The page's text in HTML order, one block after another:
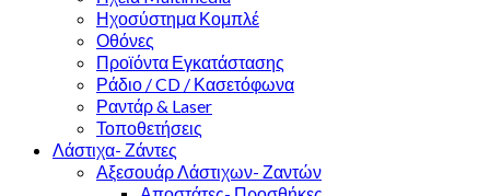
Ηχοσύστημα Κομπλέ
Οθόνες
Προϊόντα Εγκατάστασης
Ράδιο / CD / Κασετόφωνα
Ραντάρ & Laser
Τοποθετήσεις
Λάστιχα- Ζάντες
Αξεσουάρ Λάστιχων- Ζαντών